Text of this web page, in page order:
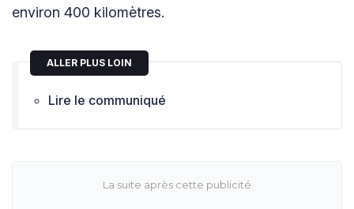
environ 400 kilomètres.
ALLER PLUS LOIN
Lire le communiqué